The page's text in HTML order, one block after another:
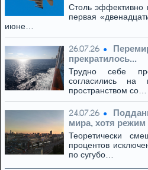
Столь эффективно
первая
июне…
26.07.26
прекратилось...
Трудно себе
согласились на
пространством со…
24.07.26
мира, хотя режим
Теоретически
процентов
по сугубо…